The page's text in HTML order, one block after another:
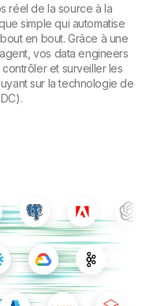
réel de la source à la
simple qui automatise
en bout. Grâce à une
vos data engineers
et surveiller les
sur la technologie de